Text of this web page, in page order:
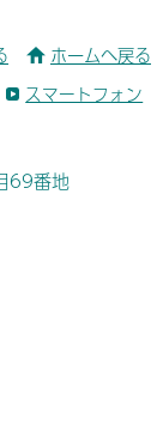
ホームへ戻る
スマートフォン
69番地